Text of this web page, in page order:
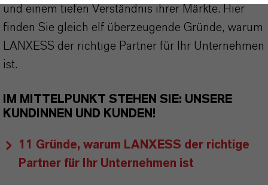
und einem tiefen Verständnis ihrer Märkte. Hier
finden Sie gleich elf überzeugende Gründe, warum
LANXESS der richtige Partner für Ihr Unternehmen
ist.
IM MITTELPUNKT STEHEN SIE: UNSERE
KUNDINNEN UND KUNDEN!
11 Gründe, warum LANXESS der richtige
Partner für Ihr Unternehmen ist